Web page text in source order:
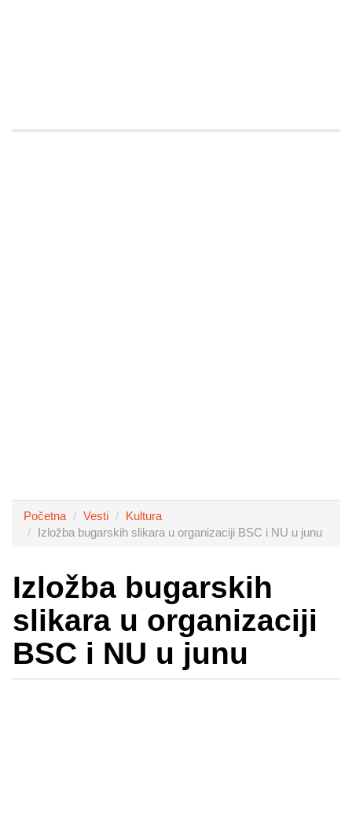
Početna Vesti
Kultura
Izložba bugarskih slikara u organizaciji BSC i NU u junu
Izložba bugarskih
slikara u organizaciji
BSC i NU u junu